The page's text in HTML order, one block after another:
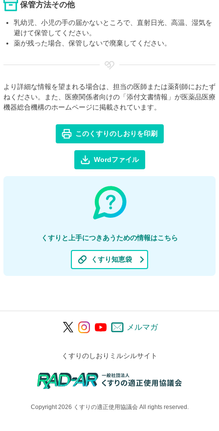
保管方法その他
乳幼児、小児の手の届かないところで、直射日光、高温、湿気を
避けて保管してください。
薬が残った場合、保管しないで廃棄してください。
より詳細な情報を望まれる場合は、担当の医師または薬剤師におたず
ねください。また、医療関係者向けの「添付文書情報」が医薬品医療
機器総合機構のホームページに掲載されています。
このくすりのしおりを印刷
Wordファイル
くすりと上手につきあうための情報はこちら
くすり知恵袋
メルマガ
くすりのしおりミルシルサイト
Copyright 2026 くすりの適正使用協議会 All rights reserved.